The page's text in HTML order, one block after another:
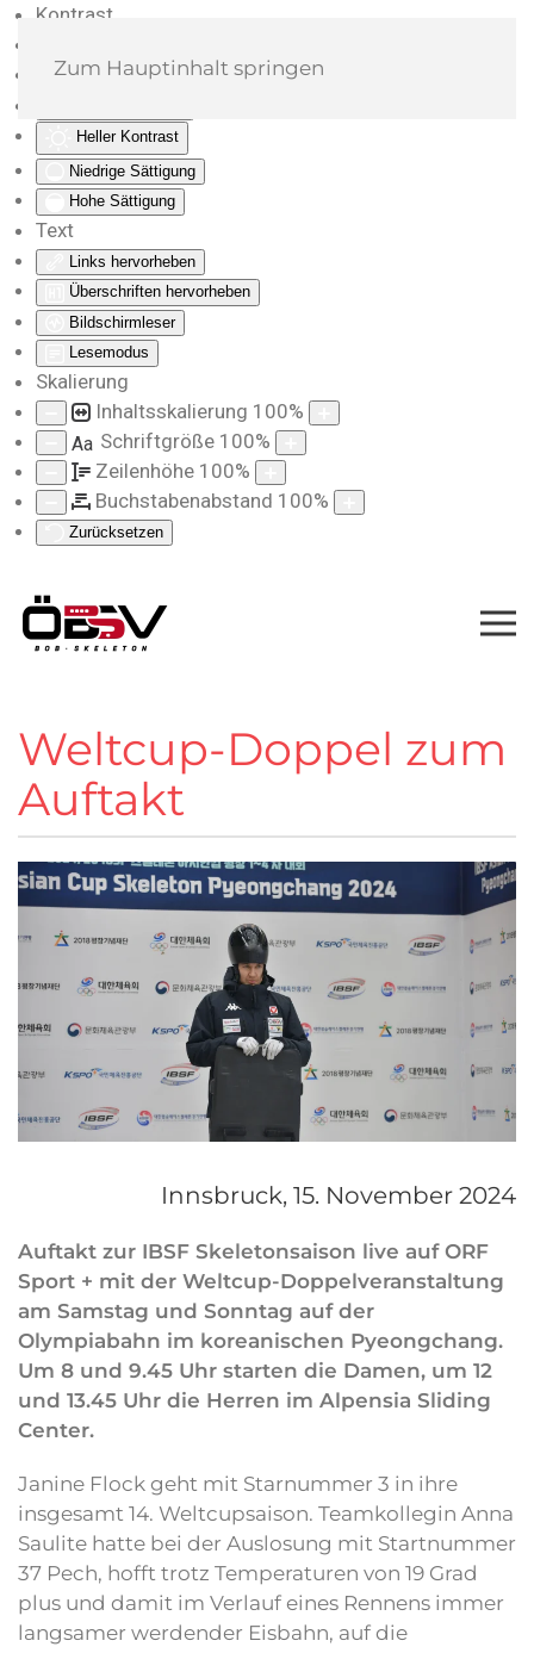
Kontrast
Monochrom
Heller Kontrast
Niedrige Sättigung
Hohe Sättigung
Text
Links hervorheben
Überschriften hervorheben
Bildschirmleser
Lesemodus
Skalierung
Inhaltsskalierung 100%
Aa Schriftgröße 100%
Zeilenhöhe 100%
Buchstabenabstand 100%
Zurücksetzen
Zum Hauptinhalt springen
Weltcup-Doppel zum
Auftakt
Innsbruck, 15. November 2024
Auftakt zur IBSF Skeletonsaison live auf ORF
Sport + mit der Weltcup-Doppelveranstaltung
am Samstag und Sonntag auf der
Olympiabahn im koreanischen Pyeongchang.
Um 8 und 9.45 Uhr starten die Damen, um 12
und 13.45 Uhr die Herren im Alpensia Sliding
Center.
Janine Flock geht mit Starnummer 3 in ihre
insgesamt 14. Weltcupsaison. Teamkollegin Anna
Saulite hatte bei der Auslosung mit Startnummer
37 Pech, hofft trotz Temperaturen von 19 Grad
plus und damit im Verlauf eines Rennens immer
langsamer werdender Eisbahn, auf die